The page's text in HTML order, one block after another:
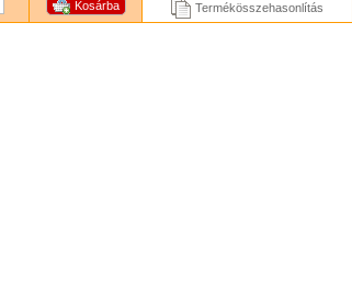
Termékösszehasonlítás